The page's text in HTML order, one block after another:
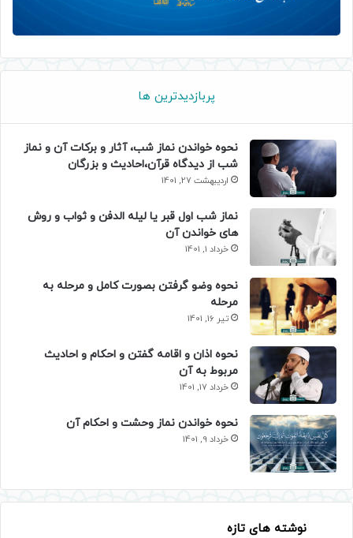
پربازدیدترین ها
نحوه خواندن نماز شب، آثار و برکات آن و نماز
شب از دیدگاه قرآن،احادیث و بزرگان
اردیبهشت 27, 1401
نماز شب اول قبر یا لیله الدفن و ثواب و روش
های خواندن آن
خرداد 1, 1401
نحوه وضو گرفتن بصورت کامل و مرحله به
مرحله
تیر 16, 1401
نحوه اذان و اقامه گفتن و احکام و احادیث
مربوط به آن
خرداد 17, 1401
نحوه خواندن نماز وحشت و احکام آن
خرداد 9, 1401
نوشته های تازه